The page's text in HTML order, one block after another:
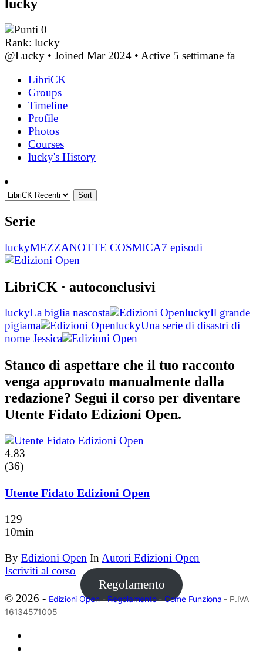
lucky
0
Rank: lucky
@Lucky • Joined Mar 2024 • Active 5 settimane fa
LibriCK
Groups
Timeline
Profile
Photos
Courses
lucky's History
Sort
Serie
luckyMEZZANOTTE COSMICA7 episodi
LibriCK · autoconclusivi
luckyLa biglia nascosta luckyIl grande
pigiama
luckyUna serie di disastri di
nome Jessica
Stanco di aspettare che il tuo racconto
venga approvato manualmente dalla
redazione? Segui il corso per diventare
Utente Fidato Edizioni Open.
4.83
(36)
Utente Fidato Edizioni Open
129
10min
By Edizioni Open InAutori Edizioni Open
Iscriviti al corso
Regolamento
© 2026 - Edizioni Open - Regolamento- Come Funziona - P.IVA
16134571005